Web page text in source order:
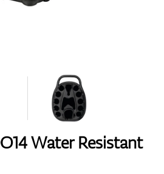
Water Resistant